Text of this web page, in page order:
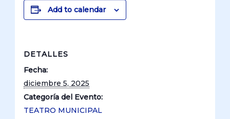
Add to calendar
DETALLES
Fecha:
diciembre 5, 2025
Categoría del Evento:
TEATRO MUNICIPAL